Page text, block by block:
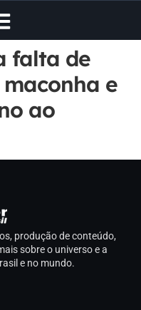
falta de
e
ao
produção de conteúdo,
sobre o universo e a
e no mundo.